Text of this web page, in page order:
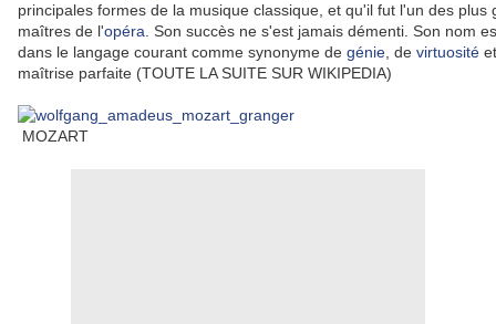
principales formes de la musique classique, et qu'il fut l'un des plus
maîtres de l'opéra . Son succès ne s'est jamais démenti. Son nom
dans le langage courant comme synonyme de génie , de virtuosité
maîtrise parfaite (TOUTE LA SUITE SUR WIKIPEDIA)
MOZART